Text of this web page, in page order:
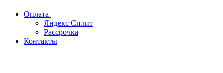
Оплата
Яндекс Сплит
Рассрочка
Контакты